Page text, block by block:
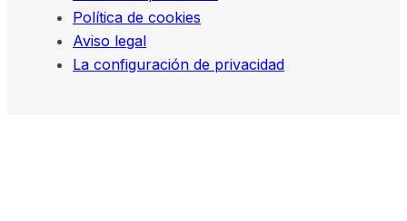
Política de cookies
Aviso legal
La configuración de privacidad